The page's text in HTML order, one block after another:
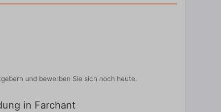
und bewerben Sie sich noch heute.
in Farchant